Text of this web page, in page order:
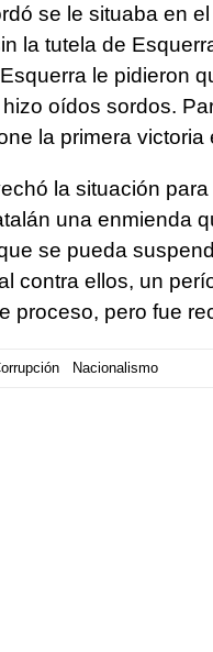
se le situaba en
la tutela de
le pidieron
oídos sordos.
la primera
la situación
una enmienda
se pueda
contra ellos, un
proceso, pero fue
Nacionalismo